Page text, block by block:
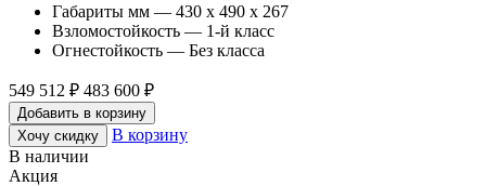
Габариты мм — 430 x 490 x 267
Взломостойкость — 1-й класс
Огнестойкость — Без класса
549 512 ₽ 483 600 ₽
Добавить в корзину
Хочу скидку
В корзину
В наличии
Акция